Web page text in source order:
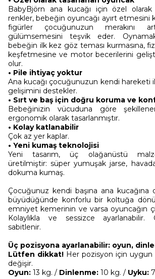
BabyBjörn ana kucağı için özel olarak
renkler, bebeğin oyuncağı ayırt etmesini
figürler çocuğunuzun merakını
gülümsemesini teşvik eder.
bebeğin ilk kez göz teması kurmasına,
keşfetmesine ve motor becerilerini
olur.
• Pile ihtiyaç yoktur
Ana kucağı çocuğunuzun kendi hareketi
gelişimini destekler.
• Sırt ve baş için doğru koruma ve
Bebeğinizin vücuduna göre
ergonomik olarak tasarlanmıştır.
• Kolay katlanabilir
Çok az yer kaplar.
• Yeni kumaş teknolojisi
Yeni tasarım, üç olağanüstü
üretilmiştir: süper yumuşak jarse,
dokuma kumaş.
Çocuğunuz kendi başına ana kucağına
büyüdüğünde konforlu bir koltuğa
emniyet kemerinin ve varsa oyuncağın
Kolaylıkla ve sessizce ayarlanabilir.
sabitlenir.
Üç pozisyona ayarlanabilir: oyun,
Lütfen dikkat! Her pozisyon için uygun
değişir.
Oyun: 13 kg. / Dinlenme: 10 kg. / Uyku: